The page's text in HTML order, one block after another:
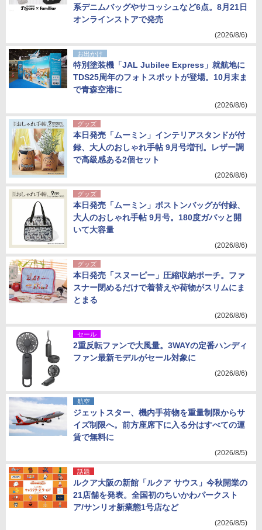
系デニムバッグやサコッシュなど6点。8月21日
オンラインストアで発売
(2026/8/6)
お出かけ
特別塗装機「JAL Jubilee Express」就航地に
TDS25周年のフォトスポットが登場。10月末ま
で青森空港に
(2026/8/6)
グッズ
本日発売「ムーミン」インテリアスタンドが付
録、大人のおしゃれ手帖 9月号増刊。レザー調
で高級感ある2個セット
(2026/8/6)
グッズ
本日発売「ムーミン」ボストンバッグが付録、
大人のおしゃれ手帖 9月号。180度ガバッと開
いて大容量
(2026/8/6)
グッズ
本日発売「スヌーピー」圧縮収納ポーチ。ファ
スナー閉めるだけで着替えや荷物がスリムにま
とまる
(2026/8/6)
セール
2重反転ファンで大風量。3WAYの定番ハンディ
ファン最新モデルがセール対象に
(2026/8/6)
航空
ジェットスター、機内手荷物を重量制限からサ
イズ制限へ。前方座席下に入る分はすべての運
賃で無料に
(2026/8/5)
話題
ルクア大阪の新館「ルクア サウス」今秋開業の
21店舗を発表。全国初のちいかわパークスト
ア/サンリオ新業態1号店など
(2026/8/5)